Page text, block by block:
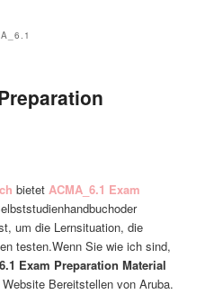
bietetACMA_6.1 Exam
um die Lernsituation, die
testen.Wenn Sie wie ich sind,
Exam Preparation Material
Bereitstellen von Aruba.